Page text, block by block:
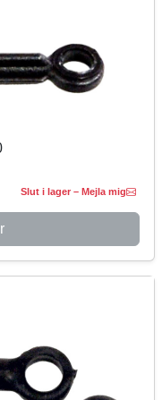
Slut i lager – Mejla mig